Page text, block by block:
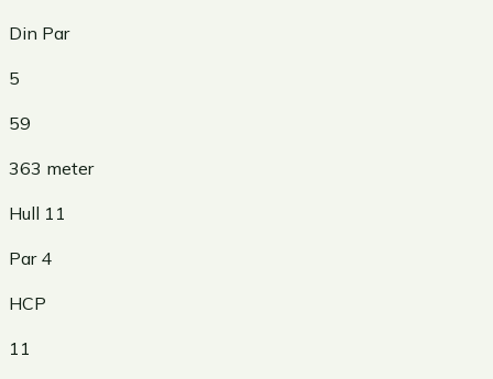
Din Par
5
59
363 meter
Hull 11
Par 4
HCP
11